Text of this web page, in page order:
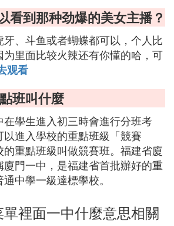
到那种劲爆的美女主播？
、斗鱼或者蝴蝶都可以，个人比
里面比较火辣还有你懂的哈，可
观看
班叫什麼
學生進入初三時會進行分班考
進入學校的重點班級「競賽
重點班級叫做競賽班。福建省廈
門一中，是福建省首批辦好的重
中學一級達標學校。
裡面一中什麼意思相關